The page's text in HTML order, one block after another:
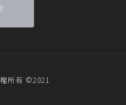
所有 ©2021